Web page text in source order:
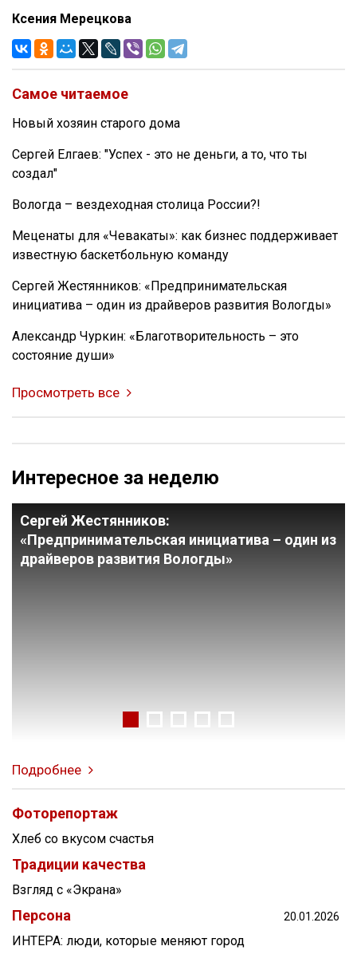
Ксения Мерецкова
Самое читаемое
Новый хозяин старого дома
Сергей Елгаев: "Успех - это не деньги, а то, что ты
создал"
Вологда – вездеходная столица России?!
Меценаты для «Чевакаты»: как бизнес поддерживает
известную баскетбольную команду
Сергей Жестянников: «Предпринимательская
инициатива – один из драйверов развития Вологды»
Александр Чуркин: «Благотворительность – это
состояние души»
Просмотреть все
Интересное за неделю
Сергей Жестянников:
«Предпринимательская инициатива – один из
драйверов развития Вологды»
Подробнее
Фоторепортаж
Хлеб со вкусом счастья
Традиции качества
Взгляд с «Экрана»
Персона 20.01.2026
ИНТЕРА: люди, которые меняют город